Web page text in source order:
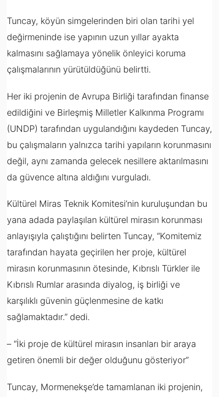
Tuncay, köyün simgelerinden biri olan tarihi yel
değirmeninde ise yapının uzun yıllar ayakta
kalmasını sağlamaya yönelik önleyici koruma
çalışmalarının yürütüldüğünü belirtti.
Her iki projenin de Avrupa Birliği tarafından finanse
edildiğini ve Birleşmiş Milletler Kalkınma Programı
(UNDP) tarafından uygulandığını kaydeden Tuncay,
bu çalışmaların yalnızca tarihi yapıların korunmasını
değil, aynı zamanda gelecek nesillere aktarılmasını
da güvence altına aldığını vurguladı.
Kültürel Miras Teknik Komitesi’nin kuruluşundan bu
yana adada paylaşılan kültürel mirasın korunması
anlayışıyla çalıştığını belirten Tuncay, “Komitemiz
tarafından hayata geçirilen her proje, kültürel
mirasın korunmasının ötesinde, Kıbrıslı Türkler ile
Kıbrıslı Rumlar arasında diyalog, iş birliği ve
karşılıklı güvenin güçlenmesine de katkı
sağlamaktadır.” dedi.
– “İki proje de kültürel mirasın insanları bir araya
getiren önemli bir değer olduğunu gösteriyor”
Tuncay, Mormenekşe’de tamamlanan iki projenin,